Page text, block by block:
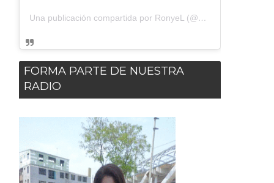
Una publicación compartida por RonyeL (@dxsuelto)
FORMA PARTE DE NUESTRA
RADIO